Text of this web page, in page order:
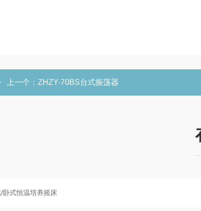
上一个： ZHZY-70BS台式振荡器